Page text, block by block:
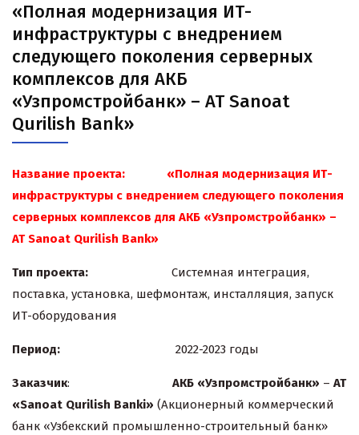
«Полная модернизация ИТ-
инфраструктуры с внедрением
следующего поколения серверных
комплексов для АКБ
«Узпромстройбанк» – AT Sanoat
Qurilish Bank»
Название проекта: «Полная модернизация ИТ-
инфраструктуры с внедрением следующего поколения
серверных комплексов для АКБ «Узпромстройбанк» –
AT Sanoat Qurilish Bank»
Тип проекта: Системная интеграция,
поставка, установка, шефмонтаж, инсталляция, запуск
ИТ-оборудования
Период: 2022-2023 годы
Заказчик: АКБ «Узпромстройбанк» – AT
«Sanoat Qurilish Banki» (Акционерный коммерческий
банк «Узбекский промышленно-строительный банк»